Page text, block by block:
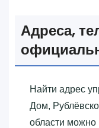
Адреса,
Найти адрес
Дом,
области можно